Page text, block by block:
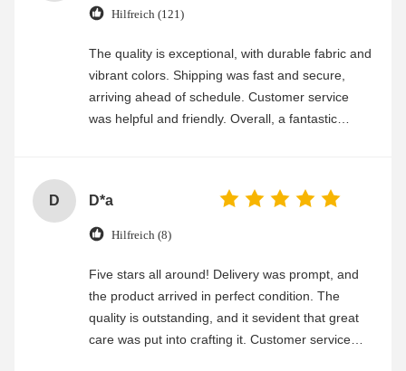
Hilfreich (121)
The quality is exceptional, with durable fabric and
vibrant colors. Shipping was fast and secure,
arriving ahead of schedule. Customer service
was helpful and friendly. Overall, a fantastic
D D*a
Hilfreich (8)
Five stars all around! Delivery was prompt, and
the product arrived in perfect condition. The
quality is outstanding, and it sevident that great
care was put into crafting it. Customer service